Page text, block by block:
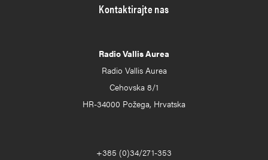
Kontaktirajte nas
Radio Vallis Aurea
Radio Vallis Aurea
Cehovska 8/1
HR-34000 Požega, Hrvatska
+385 (0)34/271-353